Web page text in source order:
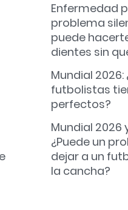
Enfermedad
problema
puede
dientes sin
Mundial 2026:
futbolistas
perfectos?
Mundial 2026
¿Puede un
dejar a un
la cancha?